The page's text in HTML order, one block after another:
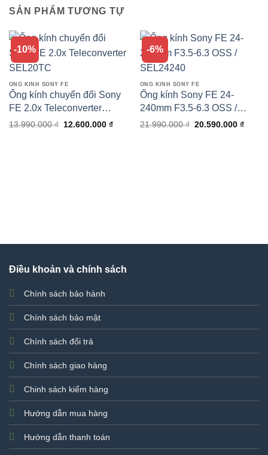
SẢN PHẨM TƯƠNG TỰ
-10%
ỐNG KÍNH SONY FE
Ống kính chuyển đổi Sony
FE 2.0x Teleconverter
SEL20TC
13.990.000₫
Giá
12.600.000 ₫Giá
-6%
ỐNG KÍNH SONY FE
Ống kính Sony FE 24-
240mm F3.5-6.3 OSS /
SEL24240
21.990.000₫ Giá
20.590.000 ₫Giá
Điều khoản và chính sách
Chính sách bảo hành
Chính sách bảo mật
Chính sách đổi trả
Chính sách giao hàng
Chinh sách kiểm hàng
Hướng dẫn mua hàng
Hướng dẫn thanh toán